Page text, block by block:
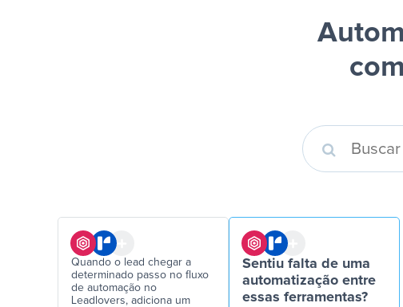
Quando o lead chegar a
determinado passo no fluxo
de automação no
Leadlovers, adiciona um
Sentiu falta de uma
automatização entre
essas ferramentas?